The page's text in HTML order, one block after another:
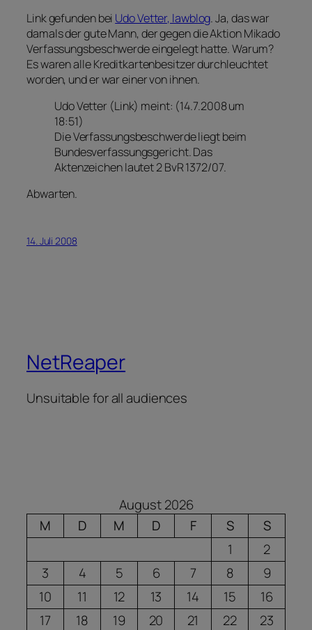
Link gefunden bei Udo Vetter, lawblog. Ja, das war
damals der gute Mann, der gegen die Aktion Mikado
Verfassungsbeschwerde eingelegt hatte. Warum?
Es waren alle Kreditkartenbesitzer durchleuchtet
worden, und er war einer von ihnen.
Udo Vetter (Link) meint: (14.7.2008 um
18:51)
Die Verfassungsbeschwerde liegt beim
Bundesverfassungsgericht. Das
Aktenzeichen lautet 2 BvR 1372/07.
Abwarten.
14. Juli 2008
NetReaper
Unsuitable for all audiences
August 2026
M
D M D F S
S
1
2
3
4 5 6 7 8
9
10
11 12 13 14 15
16
17
18 19 20 21 22
23